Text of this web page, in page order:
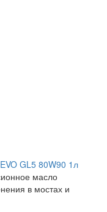
GL5 80W90 1л
масло
в мостах и